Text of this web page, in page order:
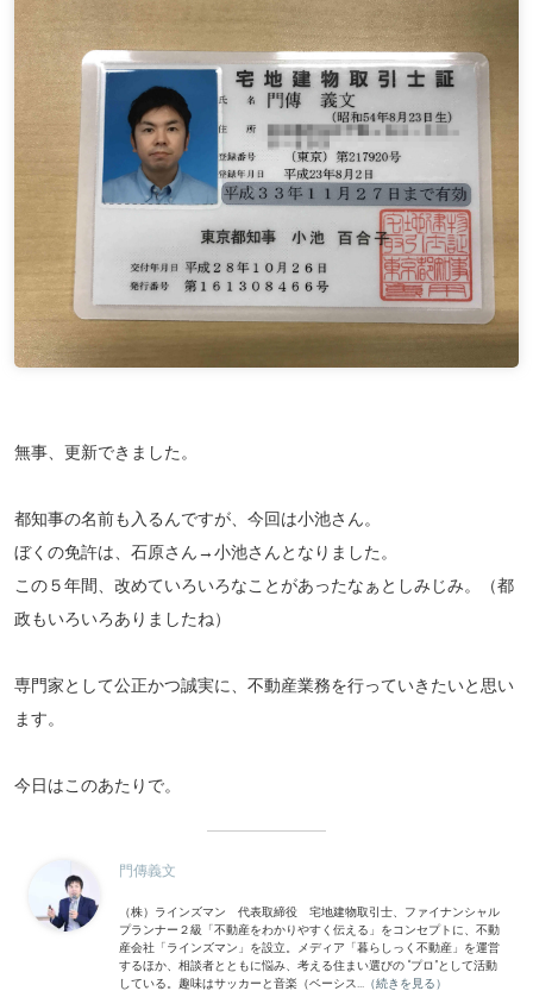
無事、更新できました。
都知事の名前も入るんですが、今回は小池さん。
ぼくの免許は、石原さん→小池さんとなりました。
この５年間、改めていろいろなことがあったなぁとしみじみ。（都
政もいろいろありましたね）
専門家として公正かつ誠実に、不動産業務を行っていきたいと思い
ます。
今日はこのあたりで。
門傳義文
（株）ラインズマン 代表取締役 宅地建物取引士、ファイナンシャル
プランナー２級「不動産をわかりやすく伝える」をコンセプトに、不動
産会社「ラインズマン」を設立。メディア「暮らしっく不動産」を運営
するほか、相談者とともに悩み、考える住まい選びの “プロ”として活動
している。趣味はサッカーと音楽（ベーシス...
（続きを見る）